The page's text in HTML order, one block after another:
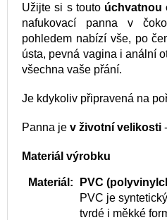
Užijte si s touto úchvatnou
nafukovací panna v
pohledem nabízí vše, po
ústa, pevná vagina i anální
všechna vaše přání.
Je kdykoliv připravená na
Panna je v životní velikosti
Materiál výrobku
Materiál:
PVC
PVC je
tvrdé i měkké